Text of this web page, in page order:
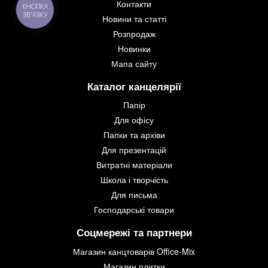
Контакти
Новини та статті
Розпродаж
Новинки
Мапа сайту
Каталог канцелярії
Папір
Для офісу
Папки та архіви
Для презентацій
Витратні матеріали
Школа і творчість
Для письма
Господарські товари
Соцмережі та партнери
Магазин канцтоварів Office-Mix
КНОПКА
ЗВ'ЯЗКУ